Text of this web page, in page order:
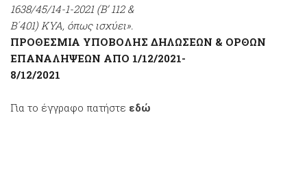
1638/45/14-1-2021 (Β’ 112 &
Β΄401) ΚΥΑ, όπως ισχύει».
ΠΡΟΘΕΣΜΙΑ ΥΠΟΒΟΛΗΣ ΔΗΛΩΣΕΩΝ & ΟΡΘΩΝ
ΕΠΑΝΑΛΗΨΕΩΝ ΑΠΟ 1/12/2021-
8/12/2021
Για το έγγραφο πατήστε εδώ